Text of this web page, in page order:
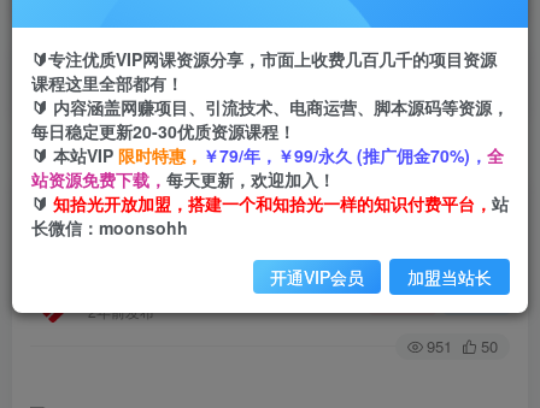
首页 创业课程 会员专属 正文
（6936期）被人忽略的蓝海项目，魔方通关秘籍
一单利润有39.9，几乎是零成本，月….
2年前发布
关注 私信
951 50
🔰专注优质VIP网课资源分享，市面上收费几百几千的项目资源
课程这里全部都有！
🔰 内容涵盖网赚项目、引流技术、电商运营、脚本源码等资源，
每日稳定更新20-30优质资源课程！
🔰 本站VIP 限时特惠， ￥79/年，￥99/永久 (推广佣金70%)， 全
站资源免费下载， 每天更新，欢迎加入！
🔰 知拾光开放加盟，搭建一个和知拾光一样的知识付费平台， 站
长微信：moonsohh
开通VIP会员 加盟当站长